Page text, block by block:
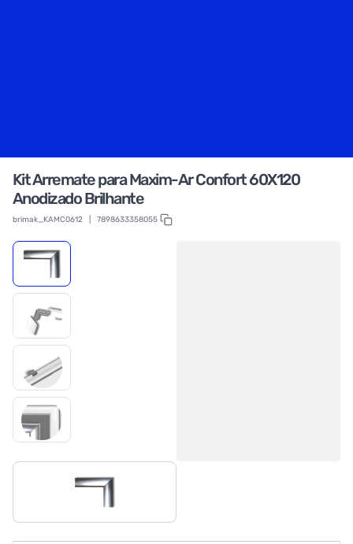
Kit Arremate para Maxim-Ar Confort 60X120
Anodizado Brilhante
brimak_KAMC0612 7898633358055